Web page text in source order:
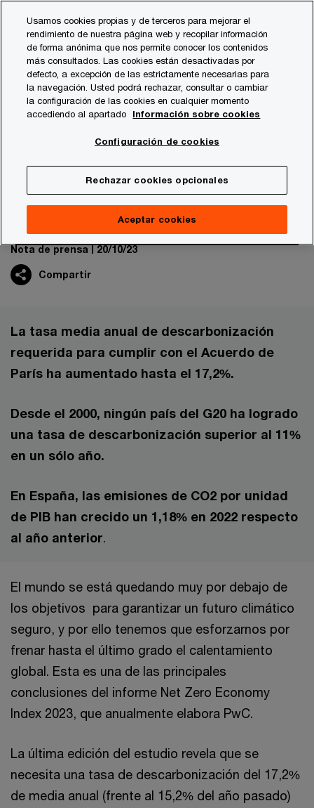
content
footer
Sala de prensa
El mundo debería reducir la
intensidad de carbono siete
veces más rápido para limitar el
calentamiento global a 1,5 ºC
Nota de prensa 20/10/23
Compartir
La tasa media anual de descarbonización
requerida para cumplir con el Acuerdo de
París ha aumentado hasta el 17,2%.
Desde el 2000, ningún país del G20 ha logrado
una tasa de descarbonización superior al 11%
en un sólo año.
En España, las emisiones de CO2 por unidad
de PIB han crecido un 1,18% en 2022 respecto
al año anterior.
El mundo se está quedando muy por debajo de
los objetivos para garantizar un futuro climático
seguro, y por ello tenemos que esforzarnos por
frenar hasta el último grado el calentamiento
global. Esta es una de las principales
conclusiones del informe Net Zero Economy
Index 2023, que anualmente elabora PwC.
La última edición del estudio revela que se
necesita una tasa de descarbonización del 17,2%
de media anual (frente al 15,2% del año pasado)
Usamos cookies propias y de terceros para mejorar el
rendimiento de nuestra página web y recopilar información
de forma anónima que nos permite conocer los contenidos
más consultados. Las cookies están desactivadas por
defecto, a excepción de las estrictamente necesarias para
la navegación. Usted podrá rechazar, consultar o cambiar
la configuración de las cookies en cualquier momento
accediendo al apartado
Información sobre cookies
Configuración de cookies
Rechazar cookies opcionales
Aceptar cookies